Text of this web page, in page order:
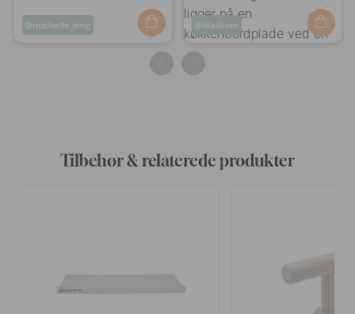
Opslag
michelle.jeng
Opslag
idaskvm
Tilbehør & relaterede produkter